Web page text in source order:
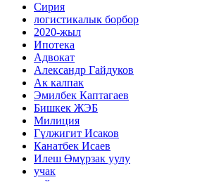
​​​​​​​Сирия
логистикалык борбор
2020-жыл
Ипотека
Адвокат
Александр Гайдуков
Ак калпак
Эмилбек Каптагаев
Бишкек ЖЭБ
Милиция
Гүлжигит Исаков
Канатбек Исаев
Илеш Өмүрзак уулу
учак